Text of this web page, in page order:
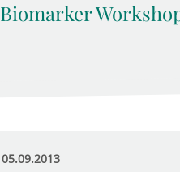
Biomarker
05.09.2013